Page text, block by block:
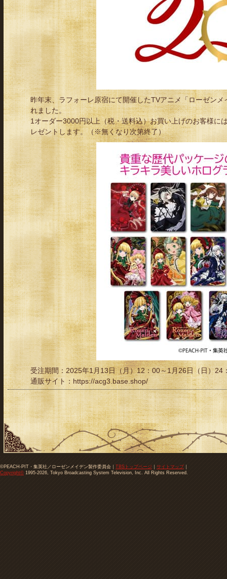
昨年末、ラフォーレ原宿にて開催したTVアニメ「ローゼン
れました。
1オーダー3000円以上（税・送料込）お買い上げのお客様に
レゼントします。（※無くなり次第終了）
受注期間：2025年1月13日（月）12：00～1月26日（日）24
通販サイト：https://acg3.base.shop/
©PEACH-PIT・集英社／ローゼンメイデン製作委員会 ｜ TBSトップページ サイトマップ｜
Copyright© 1995-2026, Tokyo Broadcasting System Television, Inc. All Rights Reserved.